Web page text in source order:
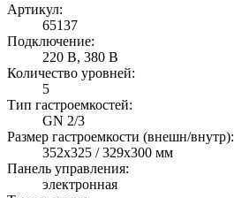
Артикул:
65137
Подключение:
220 В, 380 В
Количество уровней:
5
Тип гастроемкостей:
GN 2/3
Размер гастроемкости (внешн/внутр):
352x325 / 329x300 мм
Панель управления:
электронная